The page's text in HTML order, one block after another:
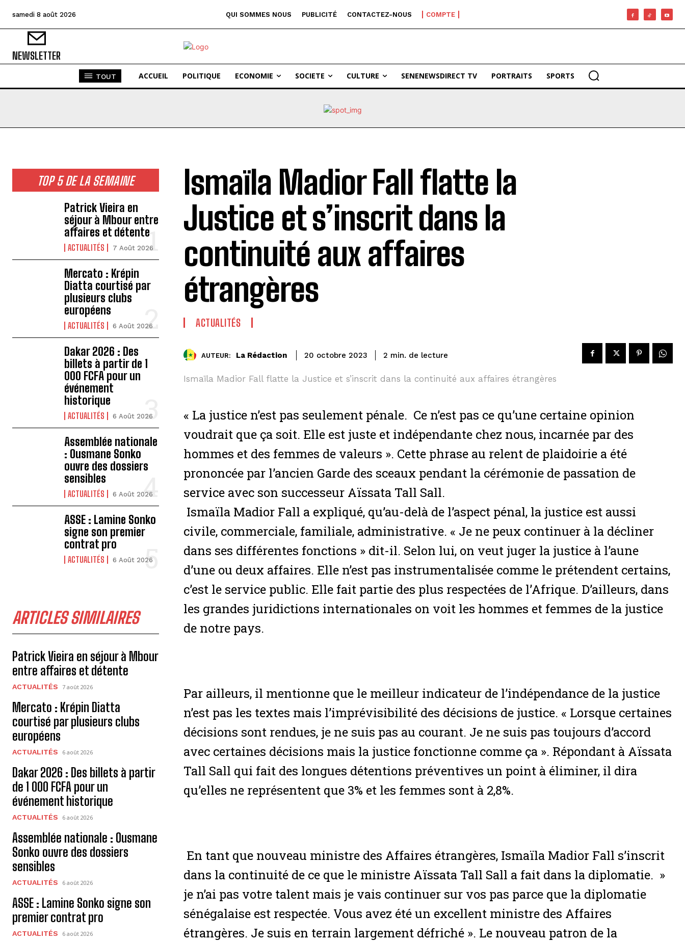
samedi 8 août 2026 QUI SOMMES NOUS PUBLICITÉ CONTACTEZ-NOUS COMPTE
NEWSLETTER
TOUT ACCUEIL POLITIQUE ECONOMIE SOCIETE CULTURE SENENEWSDIRECT TV PORTRAITS SPORTS
TOP 5 DE LA SEMAINE
Patrick Vieira en
séjour à Mbour entre
affaires et détente
ACTUALITÉS 7 Août 2026
Mercato : Krépin
Diatta courtisé par
plusieurs clubs
européens
ACTUALITÉS 6 Août 2026
Dakar 2026 : Des
billets à partir de 1
000 FCFA pour un
événement
historique
ACTUALITÉS 6 Août 2026
Assemblée nationale
: Ousmane Sonko
ouvre des dossiers
sensibles
ACTUALITÉS 6 Août 2026
ASSE : Lamine Sonko
signe son premier
contrat pro
ACTUALITÉS 6 Août 2026
ARTICLES SIMILAIRES
Patrick Vieira en séjour à Mbour
entre affaires et détente
ACTUALITÉS 7 août 2026
Mercato : Krépin Diatta
courtisé par plusieurs clubs
européens
ACTUALITÉS 6 août 2026
Dakar 2026 : Des billets à partir
de 1 000 FCFA pour un
événement historique
ACTUALITÉS 6 août 2026
Assemblée nationale : Ousmane
Sonko ouvre des dossiers
sensibles
ACTUALITÉS 6 août 2026
ASSE : Lamine Sonko signe son
premier contrat pro
ACTUALITÉS 6 août 2026
Ismaïla Madior Fall flatte la
Justice et s’inscrit dans la
continuité aux affaires
étrangères
ACTUALITÉS
AUTEUR: La Rédaction 20 octobre 2023 2 min. de lecture
Ismaïla Madior Fall flatte la Justice et s’inscrit dans la continuité aux affaires étrangères
« La justice n’est pas seulement pénale. Ce n’est pas ce qu’une certaine opinion
voudrait que ça soit. Elle est juste et indépendante chez nous, incarnée par des
hommes et des femmes de valeurs ». Cette phrase au relent de plaidoirie a été
prononcée par l’ancien Garde des sceaux pendant la cérémonie de passation de
service avec son successeur Aïssata Tall Sall.
Ismaïla Madior Fall a expliqué, qu’au-delà de l’aspect pénal, la justice est aussi
civile, commerciale, familiale, administrative. « Je ne peux continuer à la décliner
dans ses différentes fonctions » dit-il. Selon lui, on veut juger la justice à l’aune
d’une ou deux affaires. Elle n’est pas instrumentalisée comme le prétendent certains,
c’est le service public. Elle fait partie des plus respectées de l’Afrique. D’ailleurs, dans
les grandes juridictions internationales on voit les hommes et femmes de la justice
de notre pays.
Par ailleurs, il mentionne que le meilleur indicateur de l’indépendance de la justice
n’est pas les textes mais l’imprévisibilité des décisions de justice. « Lorsque certaines
décisions sont rendues, je ne suis pas au courant. Je ne suis pas toujours d’accord
avec certaines décisions mais la justice fonctionne comme ça ». Répondant à Aïssata
Tall Sall qui fait des longues détentions préventives un point à éliminer, il dira
qu’elles ne représentent que 3% et les femmes sont à 2,8%.
En tant que nouveau ministre des Affaires étrangères, Ismaïla Madior Fall s’inscrit
dans la continuité de ce que le ministre Aïssata Tall Sall a fait dans la diplomatie. »
je n’ai pas votre talent mais je vais continuer sur vos pas parce que la diplomatie
sénégalaise est respectée. Vous avez été un excellent ministre des Affaires
étrangères. Je suis en terrain largement défriché ». Le nouveau patron de la